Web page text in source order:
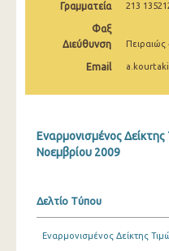
Νοεμβρίου 2024
Αυγούστου 2024
Μαΐου 2024
Γραμματεία 213
Φαξ
Διεύθυνση
Πειραιώς
Email
Εναρμονισμένος
Νοεμβρίου 2009
Δελτίο Τύπου
Εναρμονισμένος Δείκτης